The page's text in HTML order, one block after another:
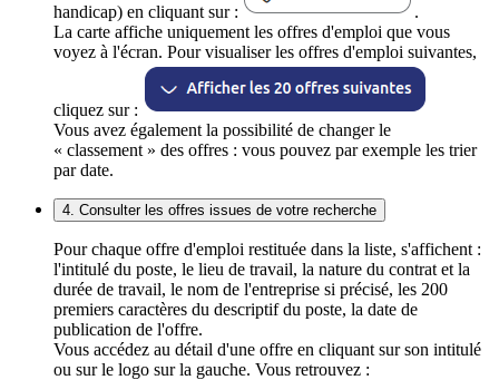
handicap) en cliquant sur :
.
La carte affiche uniquement les offres d'emploi que vous
voyez à l'écran. Pour visualiser les offres d'emploi suivantes,
cliquez sur :
Vous avez également la possibilité de changer le
« classement » des offres : vous pouvez par exemple les trier
par date.
4. Consulter les offres issues de votre recherche
Pour chaque offre d'emploi restituée dans la liste, s'affichent :
l'intitulé du poste, le lieu de travail, la nature du contrat et la
durée de travail, le nom de l'entreprise si précisé, les 200
premiers caractères du descriptif du poste, la date de
publication de l'offre.
Vous accédez au détail d'une offre en cliquant sur son intitulé
ou sur le logo sur la gauche. Vous retrouvez :